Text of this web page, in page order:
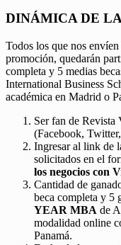
DINÁMICA DE
Todos los que nos
promoción, quedarán
completa y 5 medias
International Business
académica en Madrid o
Ser fan de Revista
(Facebook,
Ingresar al link de
solicitados en el
los negocios con
Cantidad de
beca completa y 5
YEAR MBA de
modalidad online
Panamá.